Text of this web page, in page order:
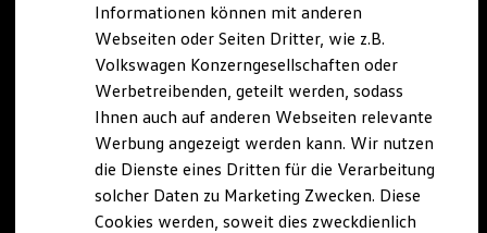
Lifestyle Shop
T-Roc Kollektion
Golf Kollektion
ID. Kollektion
Volkswagen Kollektion
R-Kollektion
GTI Kollektion
Fußball Drop
we drive football
#wedriveproud
Besitzer und Service
Informationen können mit anderen
Webseiten oder Seiten Dritter, wie z.B.
Volkswagen Konzerngesellschaften oder
Werbetreibenden, geteilt werden, sodass
Ihnen auch auf anderen Webseiten relevante
Werbung angezeigt werden kann. Wir nutzen
die Dienste eines Dritten für die Verarbeitung
solcher Daten zu Marketing Zwecken. Diese
Cookies werden, soweit dies zweckdienlich